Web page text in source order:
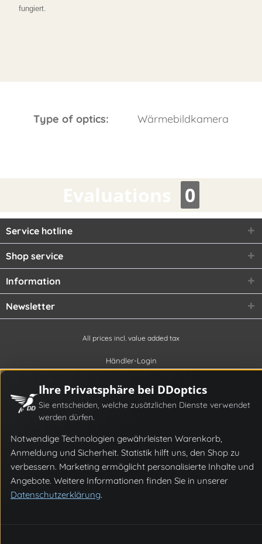
fungiert.
Type of optics: Wärmebildkamera
0
Service hotline
Shop service
Information
Newsletter
All prices incl. value added tax
Händler-Login
Ihre Privatsphäre bei DDoptics
Sie entscheiden, welche zusätzlichen Dienste verwendet
werden dürfen.
Notwendige Technologien gewährleisten Warenkorb,
Anmeldung und Sicherheit. Statistik hilft uns, den Shop zu
verbessern. Marketing ermöglicht personalisierte Inhalte und
Angebote. Weitere Informationen finden Sie in unserer
Datenschutzerklärung.